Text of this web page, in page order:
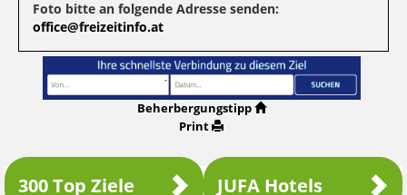
Foto bitte an folgende Adresse senden:
office@freizeitinfo.at
Beherbergungstipp
Print
300 Top Ziele JUFA Hotels